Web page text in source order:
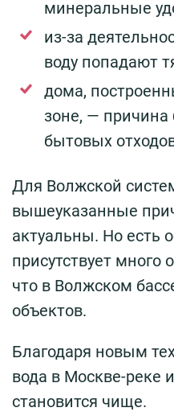
минеральные
из-за
воду попадают
дома,
зоне, — причина
бытовых
Для Волжской
вышеуказанные
актуальны. Но есть
присутствует много
что в Волжском
объектов.
Благодаря новым
вода в Москве-реке
становится чище.